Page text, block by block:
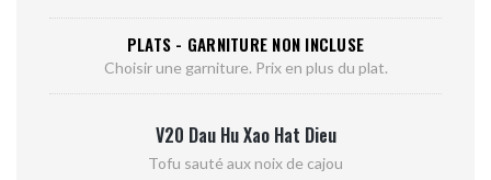
PLATS - GARNITURE NON INCLUSE
Choisir une garniture. Prix en plus du plat.
V20 Dau Hu Xao Hat Dieu
Tofu sauté aux noix de cajou